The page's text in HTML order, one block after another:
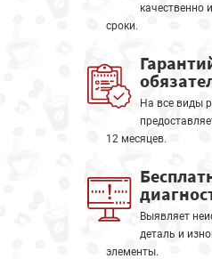
качественно
сроки.
На все виды
12 месяцев.
Выявляет
деталь и
элементы.